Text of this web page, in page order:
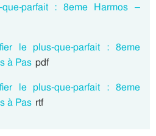
parfait : 8eme Harmos –
le plus-que-parfait : 8eme
à Pas pdf
le plus-que-parfait : 8eme
à Pas rtf